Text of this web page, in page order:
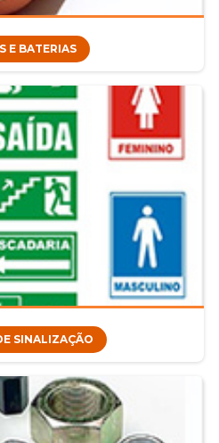
E BATERIAS
SINALIZAÇÃO